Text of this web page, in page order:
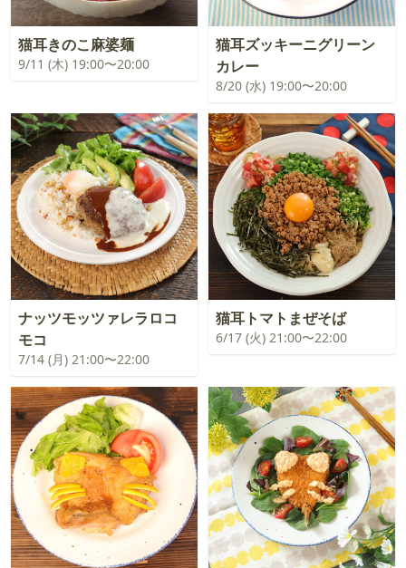
猫耳きのこ麻婆麺
9/11 (木) 19:00〜20:00
猫耳ズッキーニグリーン
カレー
8/20 (水) 19:00〜20:00
ナッツモッツァレラロコ
モコ
7/14 (月) 21:00〜22:00
猫耳トマトまぜそば
6/17 (火) 21:00〜22:00